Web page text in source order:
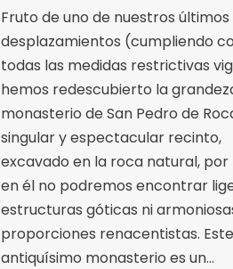
Fruto de uno de nuestros últimos
desplazamientos (cumpliendo
todas las medidas restrictivas
hemos redescubierto la
monasterio de San Pedro de
singular y espectacular recinto,
excavado en la roca natural, por
en él no podremos encontrar
estructuras góticas ni
proporciones renacentistas. Este
antiquísimo monasterio es un…